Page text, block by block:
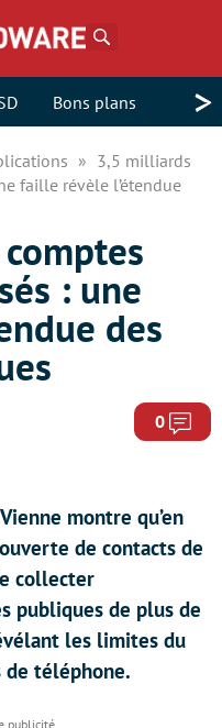
Bons plans >
3,5 milliards
faille révèle l’étendue
: une
des
0
montre qu’en
de contacts de
collecter
publiques de plus de
les limites du
de téléphone.